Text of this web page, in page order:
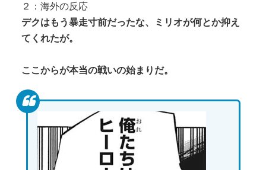
２：海外の反応
デクはもう暴走寸前だったな、ミリオが何とか抑え
てくれたが。
ここからが本当の戦いの始まりだ。